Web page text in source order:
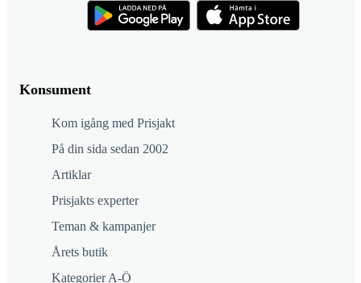
Konsument
Kom igång med Prisjakt
På din sida sedan 2002
Artiklar
Prisjakts experter
Teman & kampanjer
Årets butik
Kategorier A-Ö